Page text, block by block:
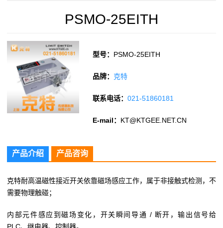
PSMO-25EITH
型号： PSMO-25EITH
品牌： 克特
联系电话：021-51860181
E-mail： KT@KTGEE.NET.CN
产品介绍 产品咨询
克特耐高温磁性接近开关依靠磁场感应工作，属于非接触式检测，不
需要物理触碰；
内部元件感应到磁场变化，开关瞬间导通 / 断开，输出信号给